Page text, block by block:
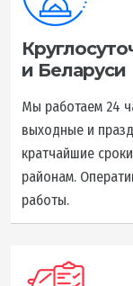
и Беларуси
Мы работаем 24
выходные и
кратчайшие
районам.
работы.